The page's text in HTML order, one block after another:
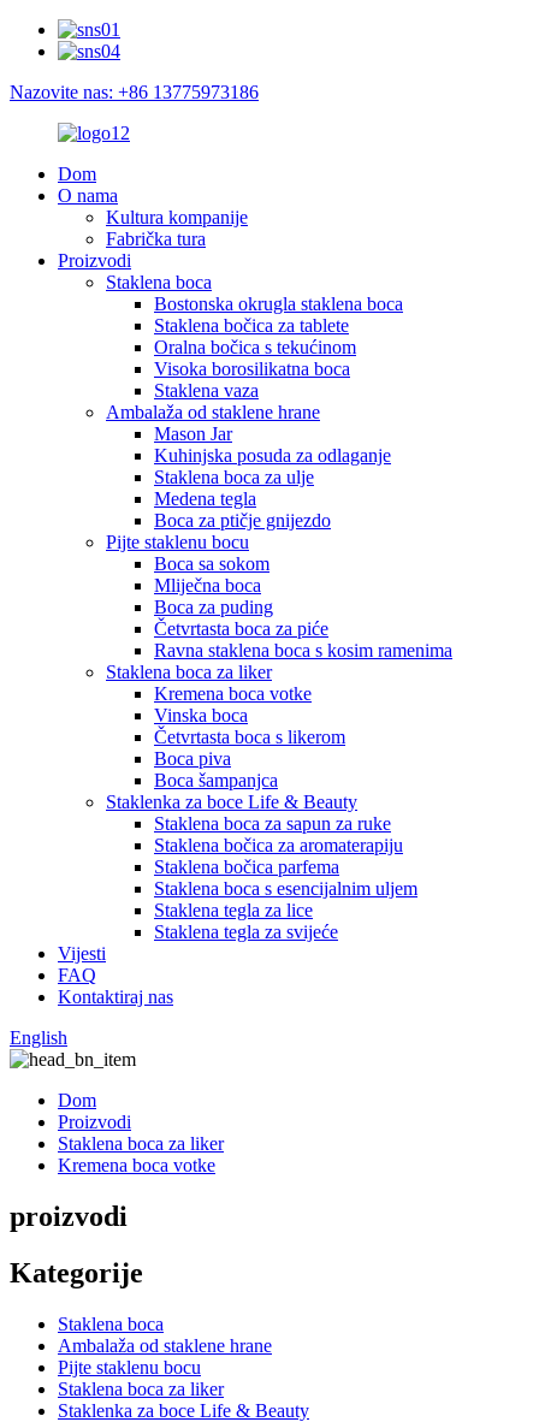
Nazovite nas: +86 13775973186
Dom
O nama
Kultura kompanije
Fabrička tura
Proizvodi
Staklena boca
Bostonska okrugla staklena boca
Staklena bočica za tablete
Oralna bočica s tekućinom
Visoka borosilikatna boca
Staklena vaza
Ambalaža od staklene hrane
Mason Jar
Kuhinjska posuda za odlaganje
Staklena boca za ulje
Medena tegla
Boca za ptičje gnijezdo
Pijte staklenu bocu
Boca sa sokom
Mliječna boca
Boca za puding
Četvrtasta boca za piće
Ravna staklena boca s kosim ramenima
Staklena boca za liker
Kremena boca votke
Vinska boca
Četvrtasta boca s likerom
Boca piva
Boca šampanjca
Staklenka za boce Life & Beauty
Staklena boca za sapun za ruke
Staklena bočica za aromaterapiju
Staklena bočica parfema
Staklena boca s esencijalnim uljem
Staklena tegla za lice
Staklena tegla za svijeće
Vijesti
FAQ
Kontaktiraj nas
English
Dom
Proizvodi
Staklena boca za liker
Kremena boca votke
proizvodi
Kategorije
Staklena boca
Ambalaža od staklene hrane
Pijte staklenu bocu
Staklena boca za liker
Staklenka za boce Life & Beauty